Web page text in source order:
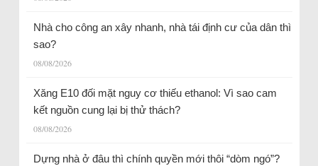
Nhà cho công an xây nhanh, nhà tái định cư của dân thì
sao?
08/08/2026
Xăng E10 đối mặt nguy cơ thiếu ethanol: Vì sao cam
kết nguồn cung lại bị thử thách?
08/08/2026
Dựng nhà ở đâu thì chính quyền mới thôi “dòm ngó”?